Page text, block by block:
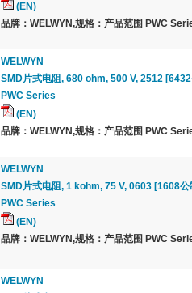
(EN)
品牌：WELWYN,规格：产品范围 PWC
WELWYN
SMD片式电阻, 680 ohm, 500 V, 2512
PWC Series
(EN)
品牌：WELWYN,规格：产品范围 PWC
WELWYN
SMD片式电阻, 1 kohm, 75 V, 0603 [1608
PWC Series
(EN)
品牌：WELWYN,规格：产品范围 PWC
WELWYN